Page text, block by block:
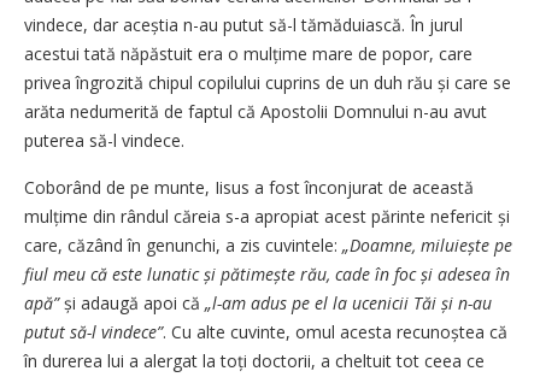
vindece, dar aceștia n-au putut să-l tămăduiască. În jurul
acestui tată năpăstuit era o mulțime mare de popor, care
privea îngrozită chipul copilului cuprins de un duh rău și care se
arăta nedumerită de faptul că Apostolii Domnului n-au avut
puterea să-l vindece.
Coborând de pe munte, Iisus a fost înconjurat de această
mulțime din rândul căreia s-a apropiat acest părinte nefericit și
care, căzând în genunchi, a zis cuvintele: „Doamne, miluiește pe
fiul meu că este lunatic și pă­ti­mește rău, cade în foc și adesea în
apă”și adaugă apoi că „l-am adus pe el la ucenicii Tăi și n-au
putut să-l vindece”. Cu alte cuvinte, omul acesta recunoștea că
în durerea lui a alergat la toți doctorii, a cheltuit tot ceea ce